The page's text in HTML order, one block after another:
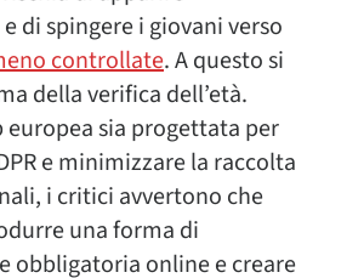
di spingere i giovani verso
controllate. A questo si
della verifica dell’età.
europea sia progettata per
e minimizzare la raccolta
i critici avvertono che
una forma di
obbligatoria online e creare